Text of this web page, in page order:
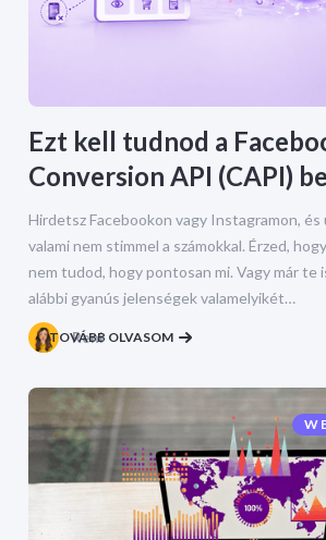
Ezt kell tudnod a
Conversion API (CAPI)
Hirdetsz Facebookon vagy Instagramon, és
valami nem stimmel a számokkal. Érzed,
nem tudod, hogy pontosan mi. Vagy már te
alábbi gyanús jelenségek valamelyikét…
Reni
TOVÁBB OLVASOM